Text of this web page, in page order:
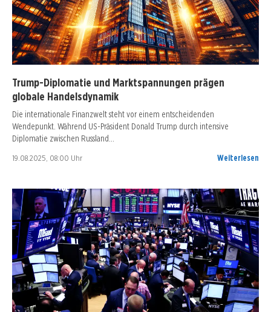
Trump-Diplomatie und Marktspannungen prägen
globale Handelsdynamik
Die internationale Finanzwelt steht vor einem entscheidenden
Wendepunkt. Während US-Präsident Donald Trump durch intensive
Diplomatie zwischen Russland…
19.08.2025, 08:00 Uhr Weiterlesen